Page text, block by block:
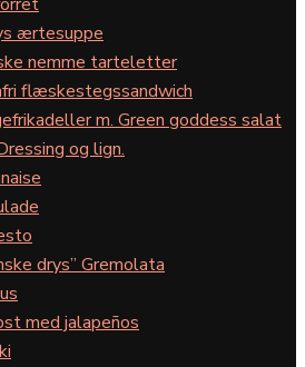
ærtesuppe
nemme tarteletter
flæskestegssandwich
m. Green goddess salat
og lign.
drys” Gremolata
med jalapeños